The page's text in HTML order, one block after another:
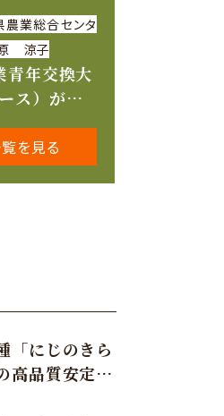
農業総合センタ
涼子
青年交換大
ス）が開
を見る
「にじのきら
高品質安定多